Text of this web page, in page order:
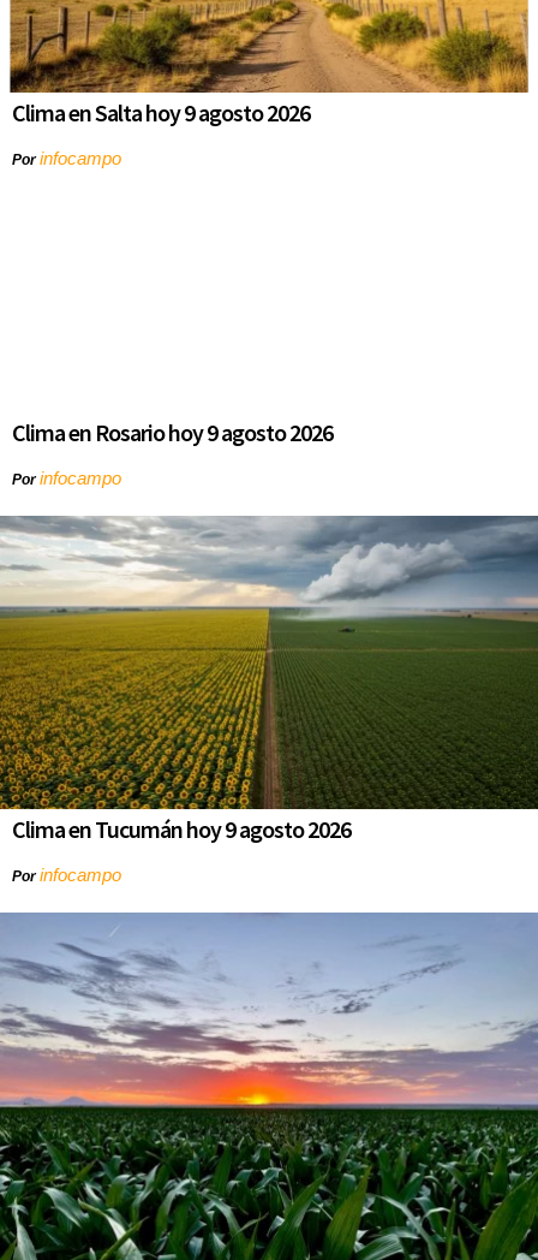
Clima en Salta hoy 9 agosto 2026
Porinfocampo
Clima en Rosario hoy 9 agosto 2026
Porinfocampo
Clima en Tucumán hoy 9 agosto 2026
Porinfocampo